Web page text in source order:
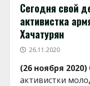
Сегодня свой
активистка
Хачатурян
26.11.2020
(26 ноября 2020)
активистки